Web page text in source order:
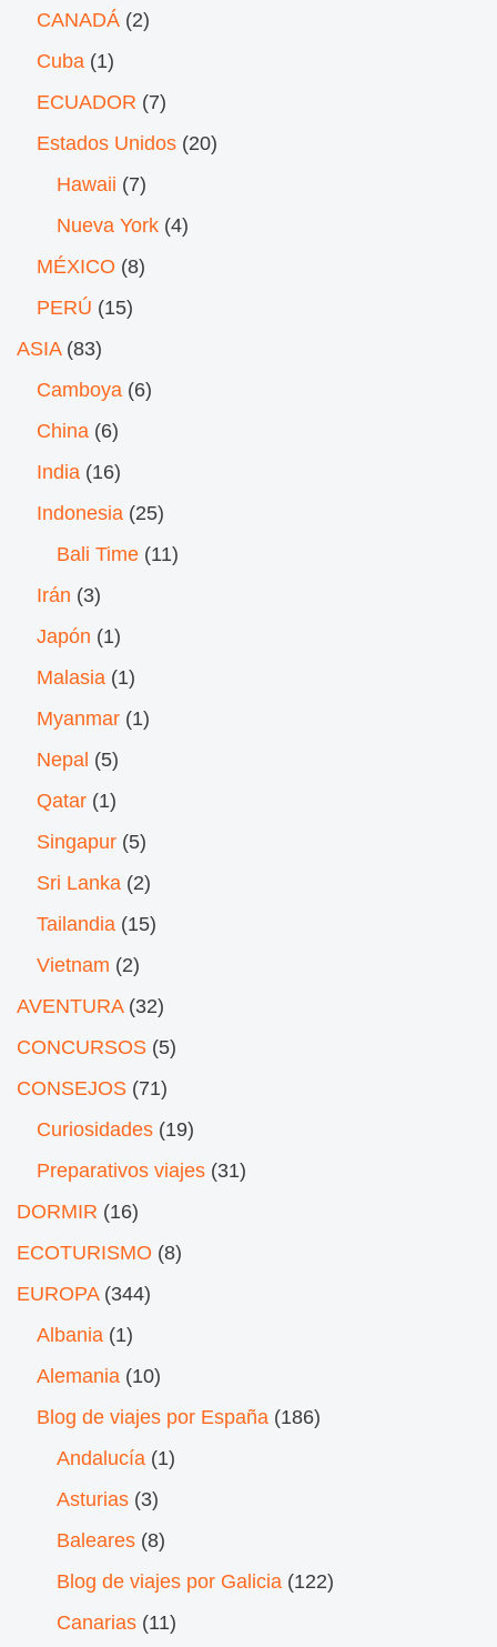
CANADÁ (2)
Cuba (1)
ECUADOR (7)
Estados Unidos (20)
Hawaii (7)
Nueva York (4)
MÉXICO (8)
PERÚ (15)
ASIA(83)
Camboya (6)
China (6)
India (16)
Indonesia (25)
Bali Time (11)
Irán (3)
Japón (1)
Malasia (1)
Myanmar (1)
Nepal (5)
Qatar (1)
Singapur (5)
Sri Lanka (2)
Tailandia (15)
Vietnam (2)
AVENTURA(32)
CONCURSOS (5)
CONSEJOS (71)
Curiosidades (19)
Preparativos viajes (31)
DORMIR (16)
ECOTURISMO (8)
EUROPA(344)
Albania (1)
Alemania (10)
Blog de viajes por España (186)
Andalucía (1)
Asturias (3)
Baleares (8)
Blog de viajes por Galicia (122)
Canarias (11)